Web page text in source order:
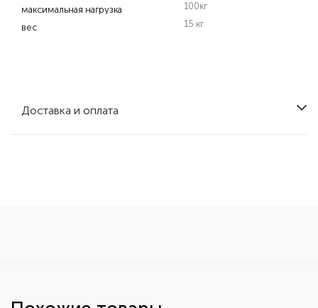
максимальная нагрузка
100кг
вес
15 кг
Доставка и оплата